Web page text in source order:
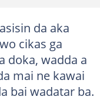
da aka
cikas ga
doka, wadda a
mai ne kawai
bai wadatar ba.